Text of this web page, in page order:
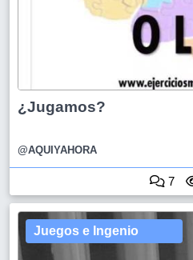
¿Jugamos?
@AQUIYAHORA
7
Juegos e Ingenio